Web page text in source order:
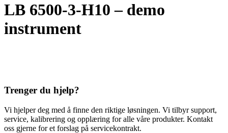
LB 6500-3-H10 – demo
instrument
Trenger du hjelp?
Vi hjelper deg med å finne den riktige løsningen. Vi tilbyr support,
service, kalibrering og opplæring for alle våre produkter. Kontakt
oss gjerne for et forslag på servicekontrakt.